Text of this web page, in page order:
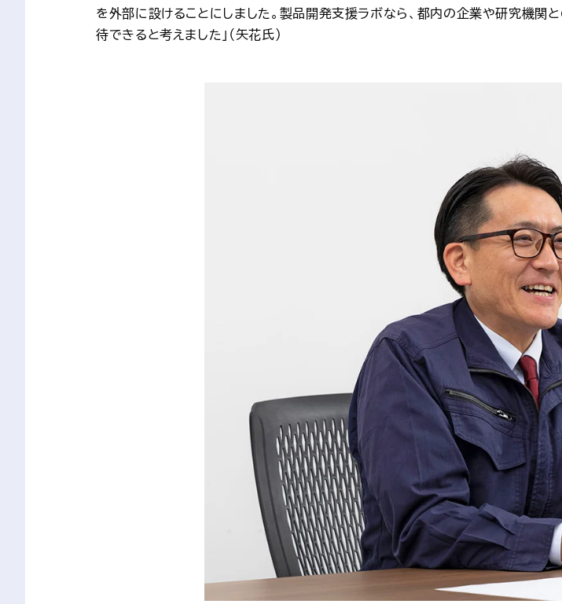
を外部に設けることにしました。製品開発支援ラボなら、都内の企業や研究機関
待できると考えました」（矢花氏）